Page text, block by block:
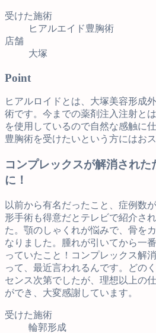
受けた施術
ヒアルエイド豊胸術
店舗
大塚
Point
ヒアルロイドとは、大塚美容形成
術です。今までの薬剤注入注射と
を使用しているので自然な感触に
豊胸術を受けたいという方にはおス
コンプレックスが解消された
に！
以前から有名だったこと、症例数
形手術も得意だとテレビで紹介さ
た。顎のしゃくれが悩みで、骨を
なりました。腫れが引いてから一
っていたこと！コンプレックス解
って、最近言われるんです。どの
センス次第でしたが、理想以上の
ができ、大変感謝しています。
受けた施術
輪郭形成